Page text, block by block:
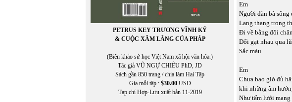
PETRUS KEY TRƯƠNG VĨNH KÝ
& CUỘC XÂM LĂNG CỦA PHÁP
(Biên khảo sử học Việt Nam xã hội văn hóa.)
Tác giả VŨ NGỰ CHIÊU PhD, JD
Sách gần 850 trang / chia làm Hai Tập
Gía mỗi tập : $30.00USD
Tạp chí Hợp-Lưu xuất bản 11-2019
Em
Người đàn bà sống
Lang thang trong
Đi về bằng đôi
Dối gạt nhau qua
Sắc màu
Em
Chưa bao giờ đủ
khi những âm
Như tấm lưới